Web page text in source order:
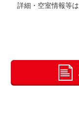
詳細・空室情報等